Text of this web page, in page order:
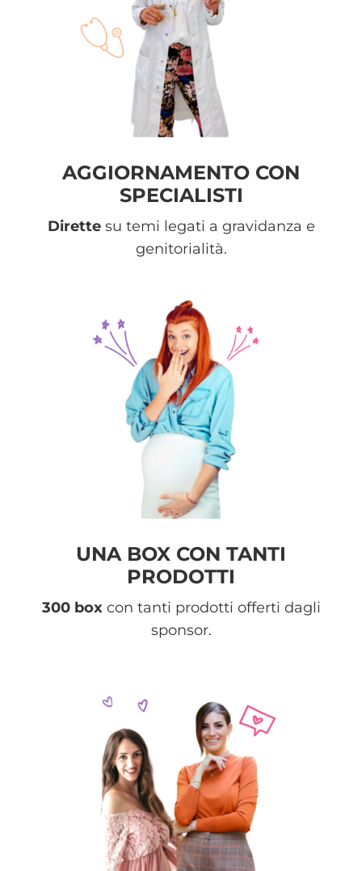
AGGIORNAMENTO CON
SPECIALISTI
Direttesu temi legati a gravidanza e
genitorialità.
UNA BOX CON TANTI
PRODOTTI
300 boxcon tanti prodotti offerti dagli
sponsor.